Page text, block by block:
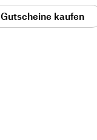
Gutscheine kaufen